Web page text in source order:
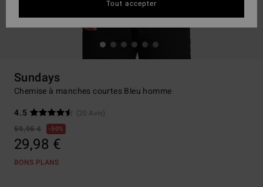
Sundays
Chemise à manches courtes Bleu homme
4.5
(20 Avis)
59,95 €
50%
29,98 €
BONS PLANS
Tout accepter